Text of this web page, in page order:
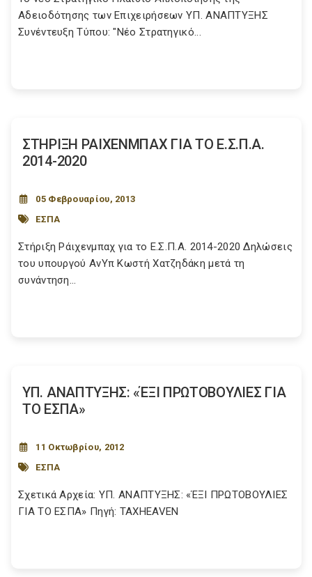
Αδειοδότησης των Επιχειρήσεων ΥΠ. ΑΝΑΠΤΥΞΗΣ
Συνέντευξη Τύπου: "Νέο Στρατηγικό...
ΣΤΗΡΙΞΗ ΡΑΙΧΕΝΜΠΑΧ ΓΙΑ ΤΟ Ε.Σ.Π.Α.
2014-2020
05 Φεβρουαρίου, 2013
ΕΣΠΑ
Στήριξη Ράιχενμπαχ για το Ε.Σ.Π.Α. 2014-2020 Δηλώσεις
του υπουργού ΑνΥπ Κωστή Χατζηδάκη μετά τη
συνάντηση...
ΥΠ. ΑΝΑΠΤΥΞΗΣ: «ΈΞΙ ΠΡΩΤΟΒΟΥΛΙΕΣ ΓΙΑ
ΤΟ ΕΣΠΑ»
11 Οκτωβρίου, 2012
ΕΣΠΑ
Σχετικά Αρχεία: ΥΠ. ΑΝΑΠΤΥΞΗΣ: «ΈΞΙ ΠΡΩΤΟΒΟΥΛΙΕΣ
ΓΙΑ ΤΟ ΕΣΠΑ» Πηγή: TAXHEAVEN